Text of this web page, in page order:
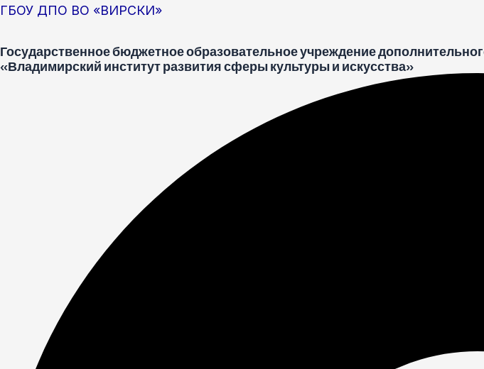
Перейти
содержимому
ГБОУ ДПО ВО «ВИРСКИ»
Государственное бюджетное образовательное учреждение
«Владимирский институт развития сферы культуры и искусства»
Меню